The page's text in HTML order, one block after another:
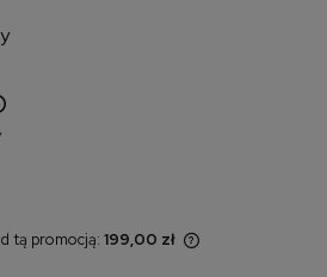
kosztów płatności
tą promocją: 199,00 zł